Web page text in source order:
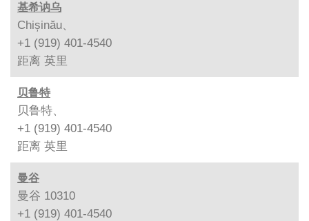
基希讷乌
Chișinău、
+1 (919) 401-4540
距离 英里
贝鲁特
贝鲁特、
+1 (919) 401-4540
距离 英里
曼谷
曼谷 10310
+1 (919) 401-4540